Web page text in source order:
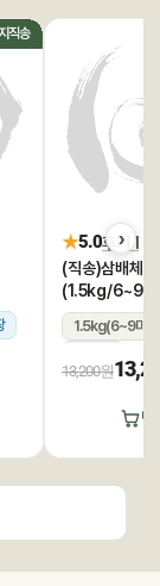
직송
★5.0후기 1
(직송)삼배체굴
(1.5kg/6~9
1.5kg(6~9미)
13,200원
담